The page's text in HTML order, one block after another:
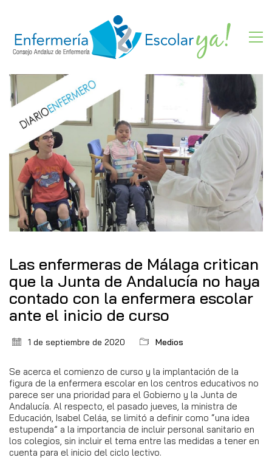
Las enfermeras de Málaga critican
que la Junta de Andalucía no haya
contado con la enfermera escolar
ante el inicio de curso
1 de septiembre de 2020 Medios
Se acerca el comienzo de curso y la implantación de la
figura de la enfermera escolar en los centros educativos no
parece ser una prioridad para el Gobierno y la Junta de
Andalucía. Al respecto, el pasado jueves, la ministra de
Educación, Isabel Celáa, se limitó a definir como “una idea
estupenda” a la importancia de incluir personal sanitario en
los colegios, sin incluir el tema entre las medidas a tener en
cuenta para el inicio del ciclo lectivo.